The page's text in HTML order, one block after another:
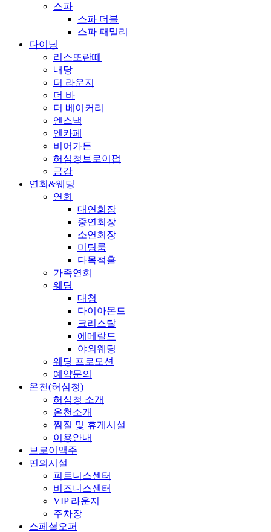
스파
스파 더블
스파 패밀리
다이닝
리스또란떼
내당
더 라운지
더 바
더 베이커리
엔스낵
엔카페
비어가든
허심청브로이펍
금강
연회&웨딩
연회
대연회장
중연회장
소연회장
미팅룸
다목적홀
가족연회
웨딩
대청
다이아몬드
크리스탈
에메랄드
야외웨딩
웨딩 프로모션
예약문의
온천(허심청)
허심청 소개
온천소개
찜질 및 휴게시설
이용안내
브로이맥주
편의시설
피트니스센터
비즈니스센터
VIP 라운지
주차장
스페셜오퍼